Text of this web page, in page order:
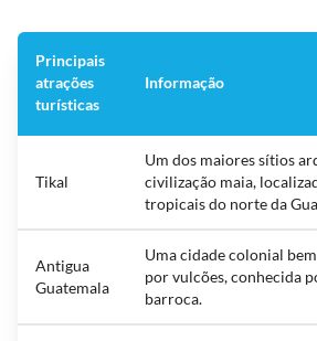
Principais
atrações
turísticas
Informação
Tikal
Um dos maiores sítios
civilização maia,
tropicais do norte da
Antigua
Guatemala
Uma cidade colonial
por vulcões, conhecida
barroca.